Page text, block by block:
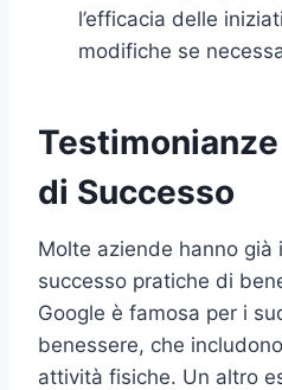
l’efficacia delle
modifiche se
di Successo
Molte aziende hanno già
successo pratiche di
Google è famosa per i
benessere, che
attività fisiche. Un altro